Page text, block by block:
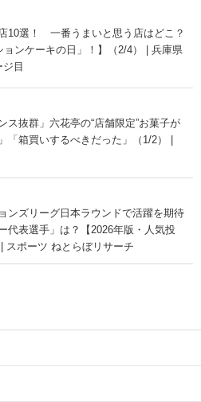
10選！ 一番うまいと思う店はどこ？
ョンケーキの日」！】（2/4） | 兵庫県
目
ス抜群」六花亭の“店舗限定”お菓子が
箱買いするべきだった」（1/2） |
ンズリーグ日本ラウンドで活躍を期待
代表選手」は？【2026年版・人気投
スポーツ ねとらぼリサーチ